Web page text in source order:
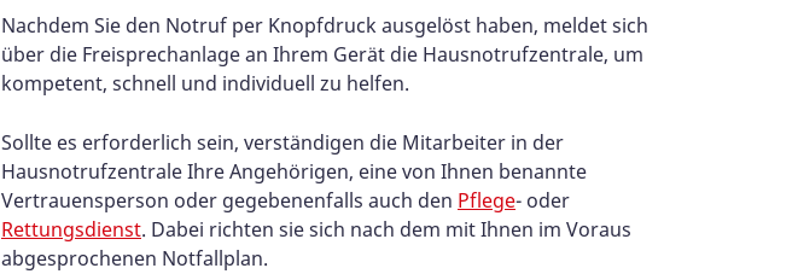
Nachdem Sie den Notruf per Knopfdruck ausgelöst haben, meldet sich
über die Freisprechanlage an Ihrem Gerät die Hausnotrufzentrale, um
kompetent, schnell und individuell zu helfen.
Sollte es erforderlich sein, verständigen die Mitarbeiter in der
Hausnotrufzentrale Ihre Angehörigen, eine von Ihnen benannte
Vertrauensperson oder gegebenenfalls auch den Pflege- oder
Rettungsdienst. Dabei richten sie sich nach dem mit Ihnen im Voraus
abgesprochenen Notfallplan.